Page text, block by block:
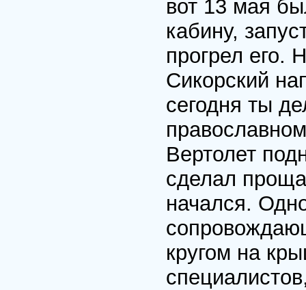
вот 13 мая
кабину,
прогрел его.
Сикорский
сегодня ты
Вертолет
сделал
начался.
кругом на